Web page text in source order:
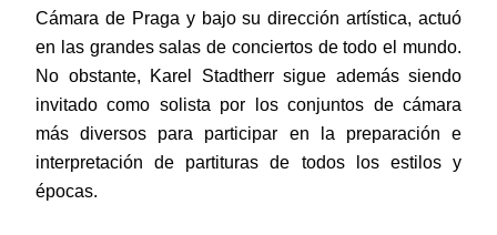
Cámara de Praga y bajo su dirección artística, actuó
en las grandes salas de conciertos de todo el mundo.
No obstante, Karel Stadtherr sigue además siendo
invitado como solista por losconjuntos de cámara
más diversos para participar en la preparación e
interpretación de partituras de todos los estilos y
épocas.